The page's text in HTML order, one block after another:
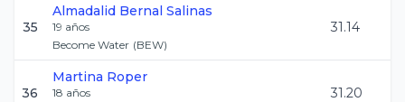
35
Almadalid Bernal Salinas
19 años
Become Water (BEW)
31.14
36
Martina Roper
18 años
31.20